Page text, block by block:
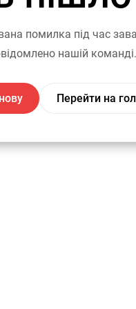
помилка під час
нашій команді.
Перейти на